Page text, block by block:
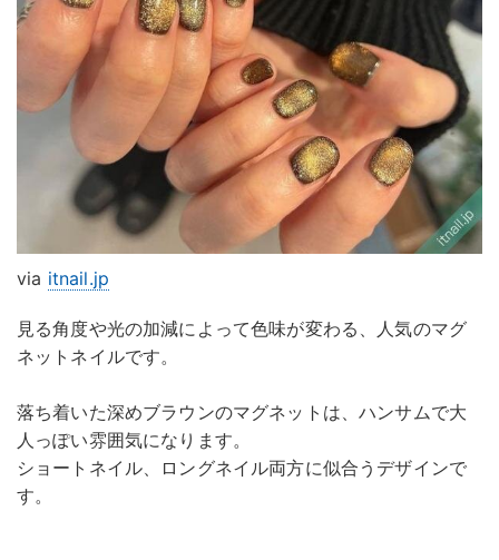
via itnail.jp
見る角度や光の加減によって色味が変わる、人気のマグ
ネットネイルです。
落ち着いた深めブラウンのマグネットは、ハンサムで大
人っぽい雰囲気になります。
ショートネイル、ロングネイル両方に似合うデザインで
す。